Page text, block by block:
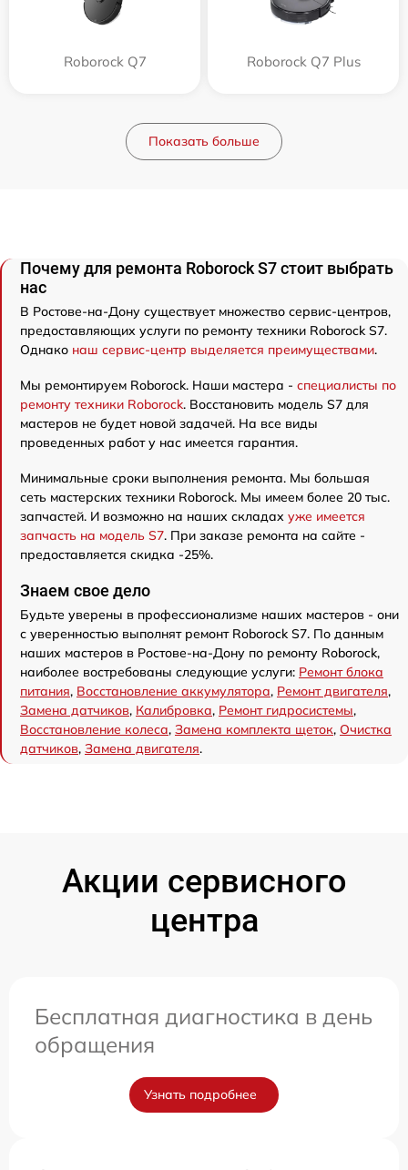
Roborock Q7 Roborock Q7 Plus
Показать больше
Почему для ремонта Roborock S7 стоит выбрать
нас
В Ростове-на-Дону существует множество сервис-центров,
предоставляющих услуги по ремонту техники Roborock S7.
Однако наш сервис-центр выделяется преимуществами.
Мы ремонтируем Roborock. Наши мастера - специалисты по
ремонту техники Roborock. Восстановить модель S7 для
мастеров не будет новой задачей. На все виды
проведенных работ у нас имеется гарантия.
Минимальные сроки выполнения ремонта. Мы большая
сеть мастерских техники Roborock. Мы имеем более 20 тыс.
запчастей. И возможно на наших складах уже имеется
запчасть на модель S7. При заказе ремонта на сайте -
предоставляется скидка -25%.
Знаем свое дело
Будьте уверены в профессионализме наших мастеров - они
с уверенностью выполнят ремонт Roborock S7. По данным
наших мастеров в Ростове-на-Дону по ремонту Roborock,
наиболее востребованы следующие услуги: Ремонт блока
питания, Восстановление аккумулятора, Ремонт двигателя,
Замена датчиков, Калибровка, Ремонт гидросистемы,
Восстановление колеса, Замена комплекта щеток, Очистка
датчиков, Замена двигателя.
Акции сервисного
центра
Бесплатная диагностика в день
обращения
Узнать подробнее